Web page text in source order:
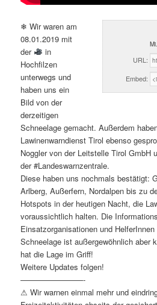
URL:
Embed:
❄ Wir waren am
08.01.2019 mit
der
in
Hochfilzen
unterwegs und
haben uns ein
Bild von der
derzeitigen
Schneelage gemacht. Außerdem
Lawinenwarndienst Tirol ebenso
Noggler von der Leitstelle Tirol GmbH
der #Landeswarnzentrale.
Diese haben uns nochmals bestätigt:
Arlberg, Außerfern, Nordalpen bis zu
Hotspots in der heutigen Nacht, die
voraussichtlich halten. Die
Einsatzorganisationen und
Schneelage ist außergewöhnlich aber
hat die Lage im Griff!
Weitere Updates folgen!
————————-
⚠ Wir warnen einmal mehr und